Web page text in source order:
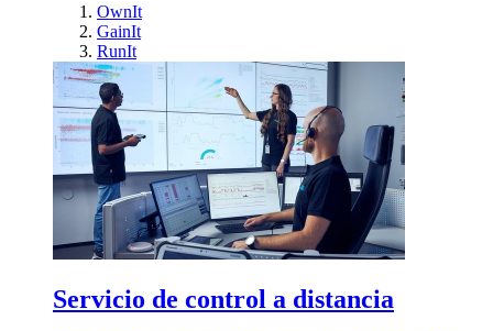
OwnIt
GainIt
RunIt
Servicio de control a distancia